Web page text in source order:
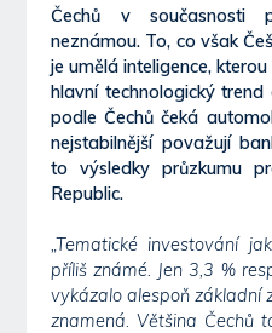
Čechů v současnosti
neznámou. To, co však
je umělá inteligence,
hlavní technologický
podle Čechů čeká
nejstabilnější považují
to výsledky průzkumu
Republic.
„Tematické investování
příliš známé. Jen 3,3 %
vykázalo alespoň základní
znamená. Většina Čechů